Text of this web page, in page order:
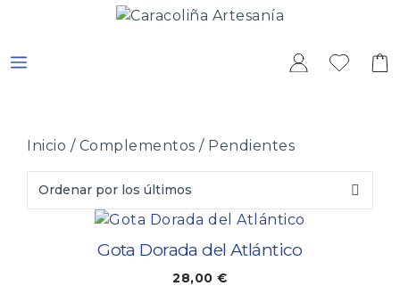
contenido
MENÚ
Inicio / Complementos / Pendientes
Gota Dorada del Atlántico
28,00€